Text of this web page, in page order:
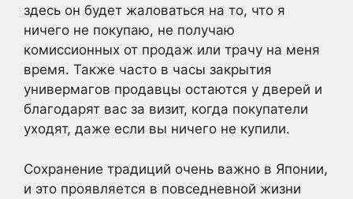
здесь он будет жаловаться на то, что я
ничего не покупаю, не получаю
комиссионных от продаж или трачу на меня
время. Также часто в часы закрытия
универмагов продавцы остаются у дверей и
благодарят вас за визит, когда покупатели
уходят, даже если вы ничего не купили.
Сохранение традиций очень важно в Японии,
и это проявляется в повседневной жизни